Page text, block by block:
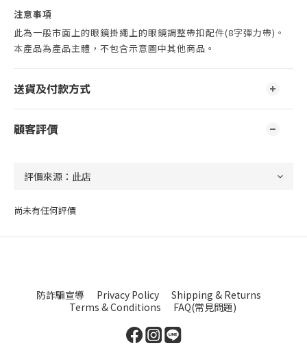
注意事項
此為一般市面上的眼鏡掛繩上的眼鏡調整帶扣配件(8字彈力帶)。
本產品為產品主體，不包含示意圖中其他商品。
送貨及付款方式
顧客評價
尚未有任何評價
防詐騙宣導 Privacy Policy
Shipping & Returns
Terms & Conditions
FAQ(常見問題)